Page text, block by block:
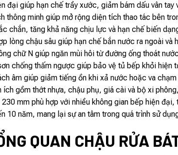
đại giúp hạn chế trầy xước, giảm bám dấu vân
thông minh giúp mở rộng diện tích thao tác bên
chắn, tăng khả năng chịu lực và hạn chế biến
lòng chậu sâu giúp hạn chế bắn nước ra ngoài và
chữ N giúp ngăn mùi hôi từ đường ống thoát
chống thấm ngược giúp bảo vệ tủ bếp khỏi hiện
âm giúp giảm tiếng ồn khi xả nước hoặc va
gồm thớt nhựa, chậu phụ, giá cài và bộ xi
mm phù hợp với nhiều không gian bếp hiện đại,
10 năm, mang lại sự an tâm trong quá trình sử
QUAN CHẬU RỬA